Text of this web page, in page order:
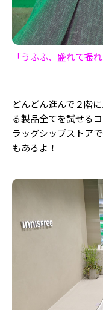
「うふふ、盛れて撮
どんどん進んで２階
る製品全てを試せる
ラッグシップストア
もあるよ！